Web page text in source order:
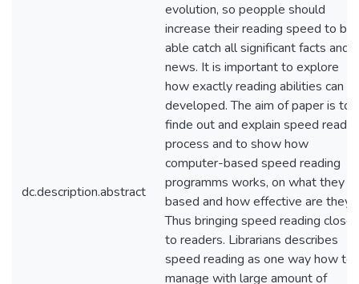
dc.description.abstract
evolution, so peopple should
increase their reading speed to be
able catch all significant facts and
news. It is important to explore
how exactly reading abilities can
developed. The aim of paper is to
finde out and explain speed
process and to show how
computer-based speed reading
programms works, on what they
based and how effective are they.
Thus bringing speed reading closer
to readers. Librarians describes
speed reading as one way how to
manage with large amount of